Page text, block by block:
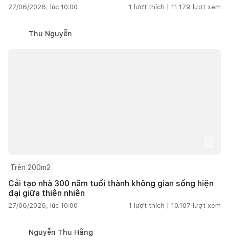
27/06/2026, lúc 10:00 1 lượt thích | 11.179 lượt xem
Thu Nguyễn
Trên 200m2
Cải tạo nhà 300 năm tuổi thành không gian sống hiện
đại giữa thiên nhiên
27/06/2026, lúc 10:00 1 lượt thích | 10.107 lượt xem
Nguyễn Thu Hằng